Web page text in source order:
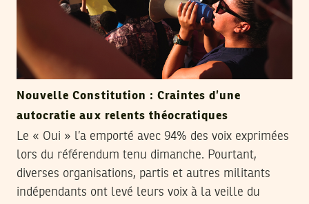
Nouvelle Constitution : Craintes d’une
autocratie aux relents théocratiques
Le « Oui » l’a emporté avec 94% des voix exprimées
lors du référendum tenu dimanche. Pourtant,
diverses organisations, partis et autres militants
indépendants ont levé leurs voix à la veille du